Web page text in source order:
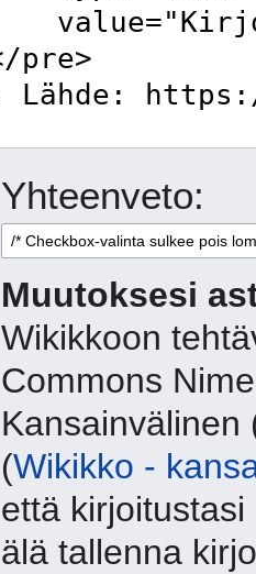
Yhteenveto:
Muutoksesi
Wikikkoon
Commons
Kansainvälinen
(Wikikko -
että
älä tallenna